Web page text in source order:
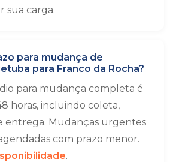
sua carga.
para mudança de
para Franco da Rocha?
para mudança completa é
horas, incluindo coleta,
entrega. Mudanças urgentes
com prazo menor.
.